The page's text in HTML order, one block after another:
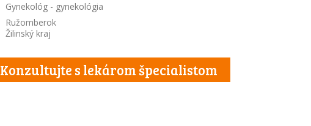
Gynekológ - gynekológia
Ružomberok
Žilinský kraj
Konzultujte s lekárom špecialistom